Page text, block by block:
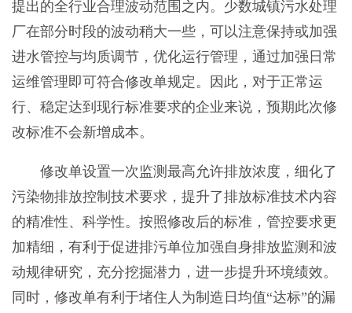
提出的全行业合理波动范围之内。少数城镇污水处理
厂在部分时段的波动稍大一些，可以注意保持或加强
进水管控与均质调节，优化运行管理，通过加强日常
运维管理即可符合修改单规定。因此，对于正常运
行、稳定达到现行标准要求的企业来说，预期此次修
改标准不会新增成本。
修改单设置一次监测最高允许排放浓度，细化了
污染物排放控制技术要求，提升了排放标准技术内容
的精准性、科学性。按照修改后的标准，管控要求更
加精细，有利于促进排污单位加强自身排放监测和波
动规律研究，充分挖掘潜力，进一步提升环境绩效。
同时，修改单有利于堵住人为制造日均值“达标”的漏